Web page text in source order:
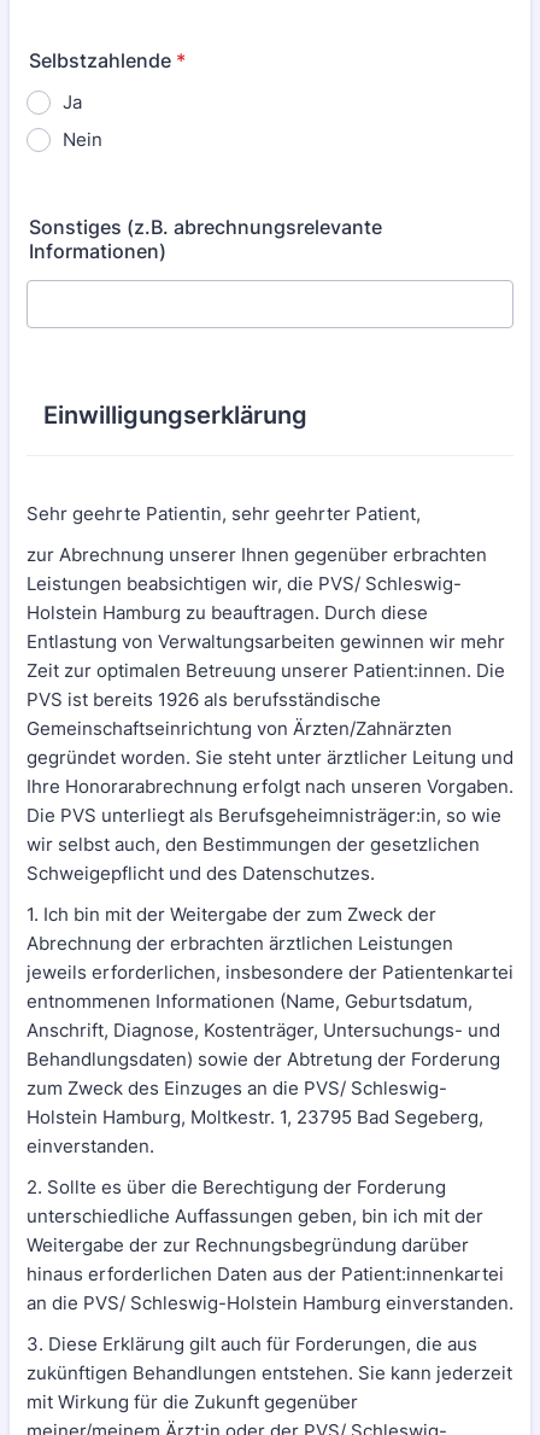
Selbstzahlende *
Ja
Nein
Sonstiges (z.B. abrechnungsrelevante
Informationen)
Einwilligungserklärung
Sehr geehrte Patientin, sehr geehrter Patient,
zur Abrechnung unserer Ihnen gegenüber erbrachten
Leistungen beabsichtigen wir, die PVS/ Schleswig-
Holstein Hamburg zu beauftragen. Durch diese
Entlastung von Verwaltungsarbeiten gewinnen wir mehr
Zeit zur optimalen Betreuung unserer Patient:innen. Die
PVS ist bereits 1926 als berufsständische
Gemeinschaftseinrichtung von Ärzten/Zahnärzten
gegründet worden. Sie steht unter ärztlicher Leitung und
Ihre Honorarabrechnung erfolgt nach unseren Vorgaben.
Die PVS unterliegt als Berufsgeheimnisträger:in, so wie
wir selbst auch, den Bestimmungen der gesetzlichen
Schweigepflicht und des Datenschutzes.
1. Ich bin mit der Weitergabe der zum Zweck der
Abrechnung der erbrachten ärztlichen Leistungen
jeweils erforderlichen, insbesondere der Patientenkartei
entnommenen Informationen (Name, Geburtsdatum,
Anschrift, Diagnose, Kostenträger, Untersuchungs- und
Behandlungsdaten) sowie der Abtretung der Forderung
zum Zweck des Einzuges an die PVS/ Schleswig-
Holstein Hamburg, Moltkestr. 1, 23795 Bad Segeberg,
einverstanden.
2. Sollte es über die Berechtigung der Forderung
unterschiedliche Auffassungen geben, bin ich mit der
Weitergabe der zur Rechnungsbegründung darüber
hinaus erforderlichen Daten aus der Patient:innenkartei
an die PVS/ Schleswig-Holstein Hamburg einverstanden.
3. Diese Erklärung gilt auch für Forderungen, die aus
zukünftigen Behandlungen entstehen. Sie kann jederzeit
mit Wirkung für die Zukunft gegenüber